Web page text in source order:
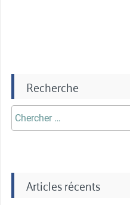
Recherche
Chercher
aprè:
Articles récents